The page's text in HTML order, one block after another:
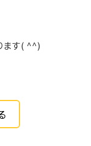
ます( ^^)